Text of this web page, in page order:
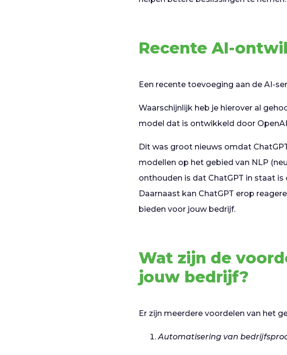
Recente AI-
Een recente toevoeging aan de AI-
Waarschijnlijk heb je hierover al
model dat is ontwikkeld door
Dit was groot nieuws omdat
modellen op het gebied van NLP
onthouden is dat ChatGPT in staat
Daarnaast kan ChatGPT erop
bieden voor jouw bedrijf.
Wat zijn de
jouw bedrijf?
Er zijn meerdere voordelen van het
Automatisering van